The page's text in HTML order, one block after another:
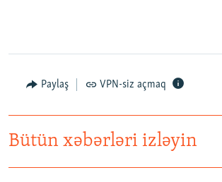
Paylaş VPN-siz açmaq
Bütün xəbərləri izləyin